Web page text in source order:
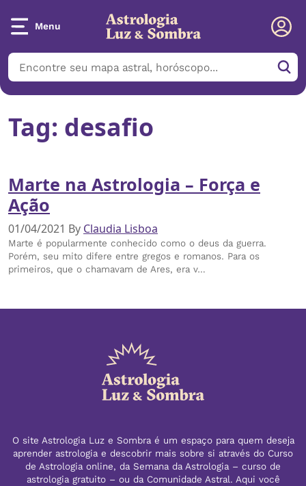
Menu
Tag: desafio
Marte na Astrologia – Força e
Ação
01/04/2021 By Claudia Lisboa
Marte é popularmente conhecido como o deus da guerra.
Porém, seu mito difere entre gregos e romanos. Para os
primeiros, que o chamavam de Ares, era v…
O site Astrologia Luz e Sombra é um espaço para quem deseja
aprender astrologia e descobrir mais sobre si através do Curso
de Astrologia online, da Semana da Astrologia – curso de
astrologia gratuito – ou da Comunidade Astral. Aqui você